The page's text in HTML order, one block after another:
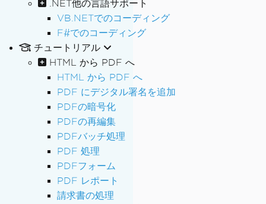
.NET他の言語サポート
VB.NETでのコーディング
F#でのコーディング
チュートリアル
HTML から PDF へ
HTML から PDF へ
PDF にデジタル署名を追加
PDFの暗号化
PDFの再編集
PDFバッチ処理
PDF 処理
PDFフォーム
PDF レポート
請求書の処理